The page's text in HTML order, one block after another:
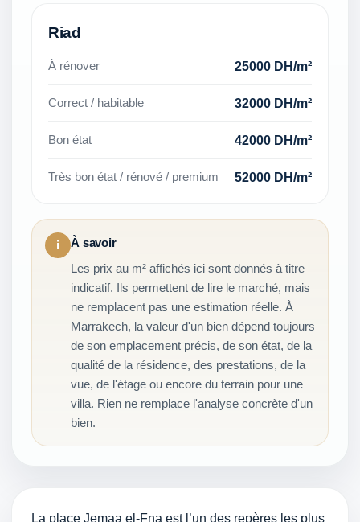
Riad
À rénover 25000 DH/m²
Correct / habitable 32000 DH/m²
Bon état 42000 DH/m²
Très bon état / rénové / premium 52000 DH/m²
i À savoir
Les prix au m² affichés ici sont donnés à titre
indicatif. Ils permettent de lire le marché, mais
ne remplacent pas une estimation réelle. À
Marrakech, la valeur d'un bien dépend toujours
de son emplacement précis, de son état, de la
qualité de la résidence, des prestations, de la
vue, de l'étage ou encore du terrain pour une
villa. Rien ne remplace l'analyse concrète d'un
bien.
La place Jemaa el-Fna est l’un des repères les plus